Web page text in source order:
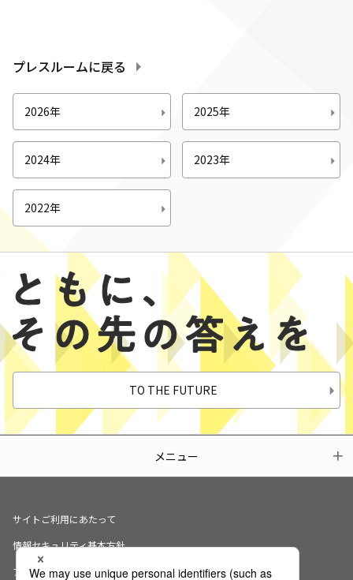
プレスルームに戻る
2026年 2025年
2024年 2023年
2022年
TO THE FUTURE
メニュー
サイトご利用にあたって
情報セキュリティ基本方針
プライバシーポリシー